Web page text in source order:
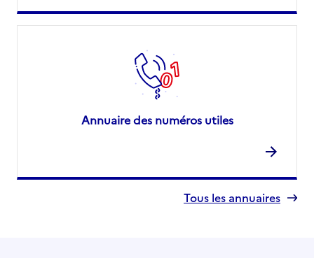
Annuaire des numéros utiles
Tous les annuaires